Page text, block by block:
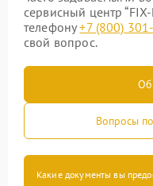
сервисный центр
телефону+7 (800)
свой вопрос.
Вопросы
Какие документы вы